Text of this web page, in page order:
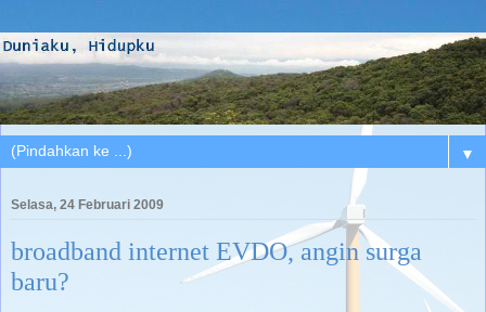
▼
Selasa, 24 Februari 2009
broadband internet EVDO, angin surga
baru?